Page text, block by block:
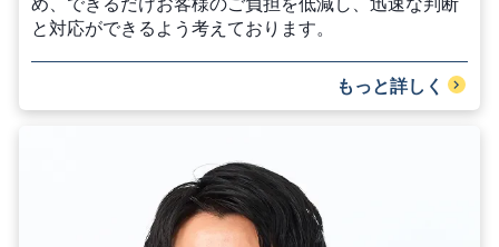
め、できるだけお客様のご負担を低減し、迅速な判断
と対応ができるよう考えております。
もっと詳しく